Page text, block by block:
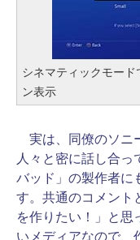
シネマティックモー
ン表示
実は、同僚のソニ
人々と密に話し合っ
バッド」の製作者に
す。共通のコメント
を作りたい！」と思
いメディアなので、